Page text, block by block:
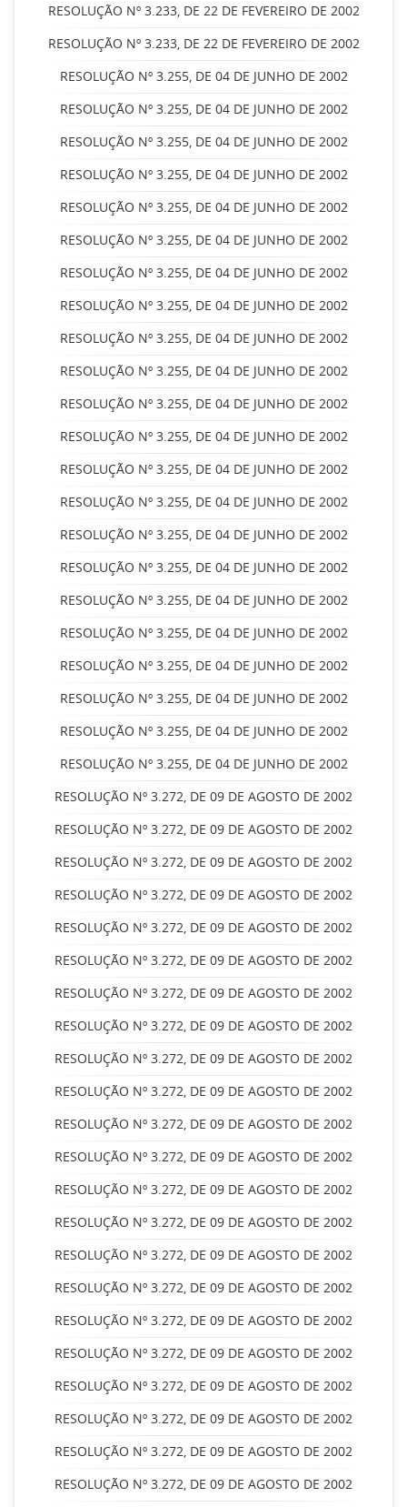
RESOLUÇÃO Nº 3.233, DE 22 DE FEVEREIRO DE 2002
RESOLUÇÃO Nº 3.233, DE 22 DE FEVEREIRO DE 2002
RESOLUÇÃO Nº 3.255, DE 04 DE JUNHO DE 2002
RESOLUÇÃO Nº 3.255, DE 04 DE JUNHO DE 2002
RESOLUÇÃO Nº 3.255, DE 04 DE JUNHO DE 2002
RESOLUÇÃO Nº 3.255, DE 04 DE JUNHO DE 2002
RESOLUÇÃO Nº 3.255, DE 04 DE JUNHO DE 2002
RESOLUÇÃO Nº 3.255, DE 04 DE JUNHO DE 2002
RESOLUÇÃO Nº 3.255, DE 04 DE JUNHO DE 2002
RESOLUÇÃO Nº 3.255, DE 04 DE JUNHO DE 2002
RESOLUÇÃO Nº 3.255, DE 04 DE JUNHO DE 2002
RESOLUÇÃO Nº 3.255, DE 04 DE JUNHO DE 2002
RESOLUÇÃO Nº 3.255, DE 04 DE JUNHO DE 2002
RESOLUÇÃO Nº 3.255, DE 04 DE JUNHO DE 2002
RESOLUÇÃO Nº 3.255, DE 04 DE JUNHO DE 2002
RESOLUÇÃO Nº 3.255, DE 04 DE JUNHO DE 2002
RESOLUÇÃO Nº 3.255, DE 04 DE JUNHO DE 2002
RESOLUÇÃO Nº 3.255, DE 04 DE JUNHO DE 2002
RESOLUÇÃO Nº 3.255, DE 04 DE JUNHO DE 2002
RESOLUÇÃO Nº 3.255, DE 04 DE JUNHO DE 2002
RESOLUÇÃO Nº 3.255, DE 04 DE JUNHO DE 2002
RESOLUÇÃO Nº 3.255, DE 04 DE JUNHO DE 2002
RESOLUÇÃO Nº 3.255, DE 04 DE JUNHO DE 2002
RESOLUÇÃO Nº 3.255, DE 04 DE JUNHO DE 2002
RESOLUÇÃO Nº 3.272, DE 09 DE AGOSTO DE 2002
RESOLUÇÃO Nº 3.272, DE 09 DE AGOSTO DE 2002
RESOLUÇÃO Nº 3.272, DE 09 DE AGOSTO DE 2002
RESOLUÇÃO Nº 3.272, DE 09 DE AGOSTO DE 2002
RESOLUÇÃO Nº 3.272, DE 09 DE AGOSTO DE 2002
RESOLUÇÃO Nº 3.272, DE 09 DE AGOSTO DE 2002
RESOLUÇÃO Nº 3.272, DE 09 DE AGOSTO DE 2002
RESOLUÇÃO Nº 3.272, DE 09 DE AGOSTO DE 2002
RESOLUÇÃO Nº 3.272, DE 09 DE AGOSTO DE 2002
RESOLUÇÃO Nº 3.272, DE 09 DE AGOSTO DE 2002
RESOLUÇÃO Nº 3.272, DE 09 DE AGOSTO DE 2002
RESOLUÇÃO Nº 3.272, DE 09 DE AGOSTO DE 2002
RESOLUÇÃO Nº 3.272, DE 09 DE AGOSTO DE 2002
RESOLUÇÃO Nº 3.272, DE 09 DE AGOSTO DE 2002
RESOLUÇÃO Nº 3.272, DE 09 DE AGOSTO DE 2002
RESOLUÇÃO Nº 3.272, DE 09 DE AGOSTO DE 2002
RESOLUÇÃO Nº 3.272, DE 09 DE AGOSTO DE 2002
RESOLUÇÃO Nº 3.272, DE 09 DE AGOSTO DE 2002
RESOLUÇÃO Nº 3.272, DE 09 DE AGOSTO DE 2002
RESOLUÇÃO Nº 3.272, DE 09 DE AGOSTO DE 2002
RESOLUÇÃO Nº 3.272, DE 09 DE AGOSTO DE 2002
RESOLUÇÃO Nº 3.272, DE 09 DE AGOSTO DE 2002